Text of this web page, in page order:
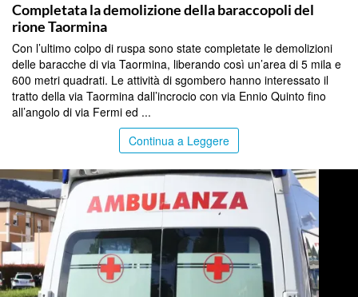
Completata la demolizione della baraccopoli del
rione Taormina
Con l’ultimo colpo di ruspa sono state completate le demolizioni
delle baracche di via Taormina, liberando così un’area di 5 mila e
600 metri quadrati. Le attività di sgombero hanno interessato il
tratto della via Taormina dall’incrocio con via Ennio Quinto fino
all’angolo di via Fermi ed ...
Continua a Leggere